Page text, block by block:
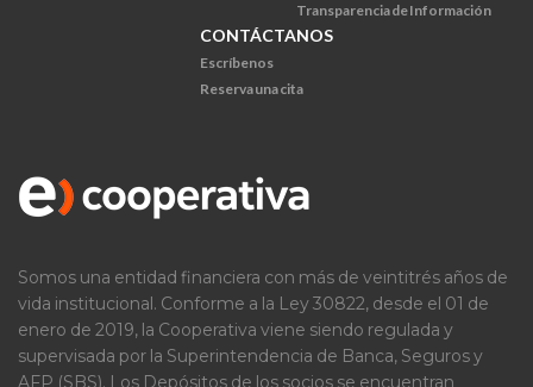
Transparencia de Información
CONTÁCTANOS
Escríbenos
Reserva una cita
Somos una entidad financiera con más de veintitrés años de
vida institucional. Conforme a la Ley 30822, desde el 01 de
enero de 2019, la Cooperativa viene siendo regulada y
supervisada por la Superintendencia de Banca, Seguros y
AFP (SBS). Los Depósitos de los socios se encuentran